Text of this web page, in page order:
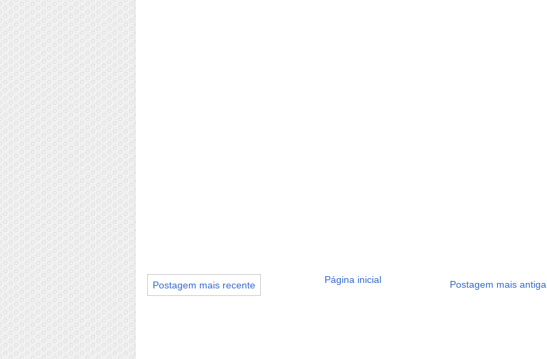
Postagem mais recente Postagem mais antiga
Página inicial